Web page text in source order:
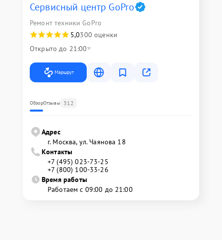
Сервисный центр GoPro
Ремонт техники GoPro
5,0300 оценки
Открыто до 21:00
Маршрут
ОбзорОтзывы 312
Адрес
г. Москва, ул. Чаянова 18
Контакты
+7 (495) 023-73-25
+7 (800) 100-33-26
Время работы
Работаем с 09:00 до 21:00